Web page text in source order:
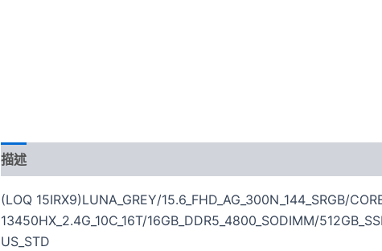
描述
(LOQ 15IRX9)LUNA_GREY/15.6_FHD_AG_300N_144_SRGB/
13450HX_2.4G_10C_16T/16GB_DDR5_4800_SODIMM/
US_STD